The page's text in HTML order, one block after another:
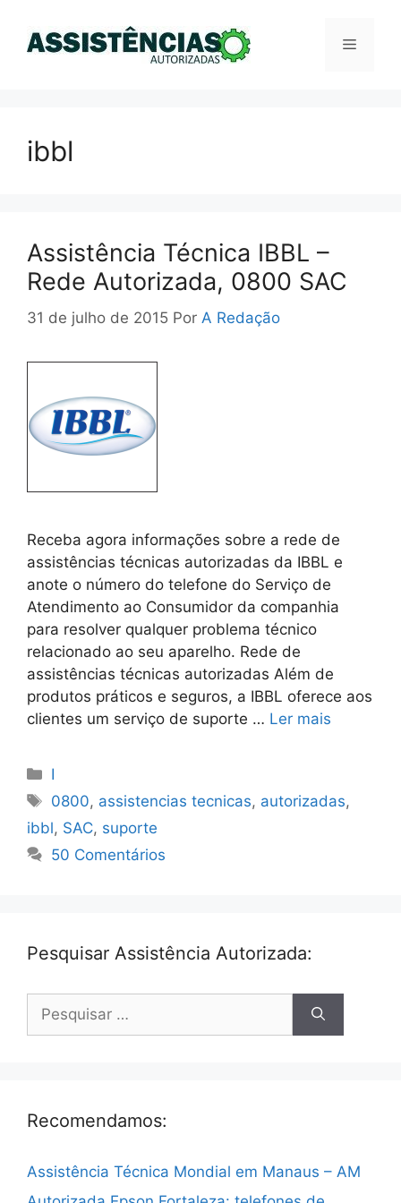
Menu
ibbl
Assistência Técnica IBBL –
Rede Autorizada, 0800 SAC
31 de julho de 2015 Por A Redação
Receba agora informações sobre a rede de
assistências técnicas autorizadas da IBBL e
anote o número do telefone do Serviço de
Atendimento ao Consumidor da companhia
para resolver qualquer problema técnico
relacionado ao seu aparelho. Rede de
assistências técnicas autorizadas Além de
produtos práticos e seguros, a IBBL oferece aos
clientes um serviço de suporte … Ler mais
Categorias
I
Tags
0800, assistencias tecnicas, autorizadas,
ibbl, SAC, suporte
50 Comentários
Pesquisar Assistência Autorizada:
por:
Recomendamos:
Assistência Técnica Mondial em Manaus – AM